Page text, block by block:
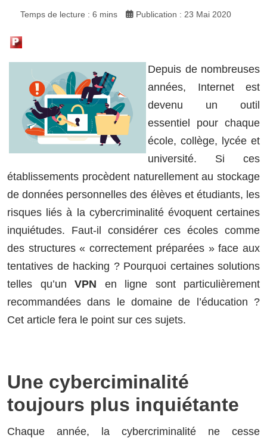
Temps de lecture : 6 mins Publication : 23 Mai 2020
Depuis de nombreuses
années, Internet est
devenu un outil
essentiel pour chaque
école, collège, lycée et
université. Si ces
établissements procèdent naturellement au stockage
de données personnelles des élèves et étudiants, les
risques liés à la cybercriminalité évoquent certaines
inquiétudes. Faut-il considérer ces écoles comme
des structures « correctement préparées » face aux
tentatives de hacking ? Pourquoi certaines solutions
telles qu’un VPN en ligne sont particulièrement
recommandées dans le domaine de l’éducation ?
Cet article fera le point sur ces sujets.
Une cyberciminalité
toujours plus inquiétante
Chaque année, la cybercriminalité ne cesse